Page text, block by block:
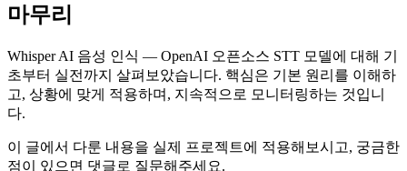
마무리
Whisper AI 음성 인식 — OpenAI 오픈소스 STT 모델에 대해 기
초부터 실전까지 살펴보았습니다. 핵심은 기본 원리를 이해하
고, 상황에 맞게 적용하며, 지속적으로 모니터링하는 것입니
다.
이 글에서 다룬 내용을 실제 프로젝트에 적용해보시고, 궁금한
점이 있으면 댓글로 질문해주세요.